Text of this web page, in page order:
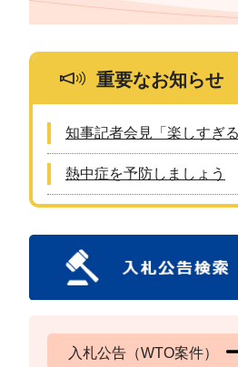
重要なお知らせ
知事記者会見「楽しすぎ
熱中症を予防しましょう
入札公告（WTO案件）